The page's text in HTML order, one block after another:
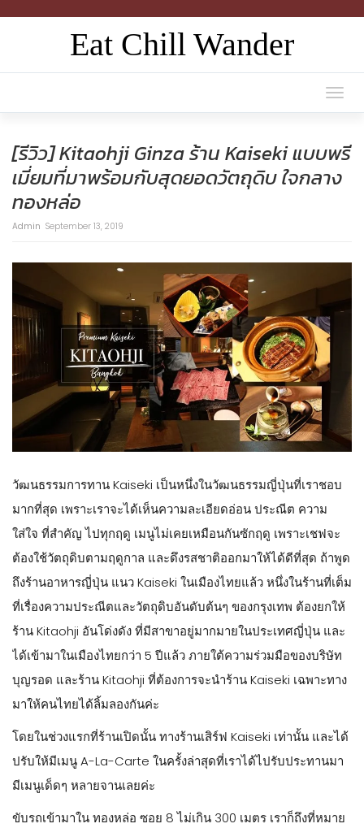
Eat Chill Wander
[รีวิว] Kitaohji Ginza ร้าน Kaiseki แบบพรี
เมี่ยมที่มาพร้อมกับสุดยอดวัตถุดิบ ใจกลาง
ทองหล่อ
Admin September 13, 2019
วัฒนธรรมการทาน Kaiseki เป็นหนึ่งในวัฒนธรรมญี่ปุ่นที่เราชอบ
มากที่สุด เพราะเราจะได้เห็นความละเอียดอ่อน ประณีต ความ
ใส่ใจ ที่สำคัญ ไปทุกฤดู เมนูไม่เคยเหมือนกันซักฤดู เพราะเชฟจะ
ต้องใช้วัตถุดิบตามฤดูกาล และดึงรสชาติออกมาให้ได้ดีที่สุด ถ้าพูด
ถึงร้านอาหารญี่ปุ่น แนว Kaiseki ในเมืองไทยแล้ว หนึ่งในร้านที่เต็ม
ที่เรื่องความประณีตและวัตถุดิบอันดับต้นๆ ของกรุงเทพ ต้องยกให้
ร้าน Kitaohji อันโด่งดัง ที่มีสาขาอยู่มากมายในประเทศญี่ปุ่น และ
ได้เข้ามาในเมืองไทยกว่า 5 ปีแล้ว ภายใต้ความร่วมมือของบริษัท
บุญรอด และร้าน Kitaohji ที่ต้องการจะนำร้าน Kaiseki เฉพาะทาง
มาให้คนไทยได้ลิ้มลองกันค่ะ
โดยในช่วงแรกที่ร้านเปิดนั้น ทางร้านเสิร์ฟ Kaiseki เท่านั้น และได้
ปรับให้มีเมนู A-La-Carte ในครั้งล่าสุดที่เราได้ไปรับประทานมา
มีเมนูเด็ดๆ หลายจานเลยค่ะ
ขับรถเข้ามาใน ทองหล่อ ซอย 8 ไม่เกิน 300 เมตร เราก็ถึงที่หมาย